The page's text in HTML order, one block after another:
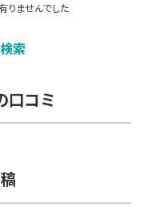
りませんでした
索
コミ